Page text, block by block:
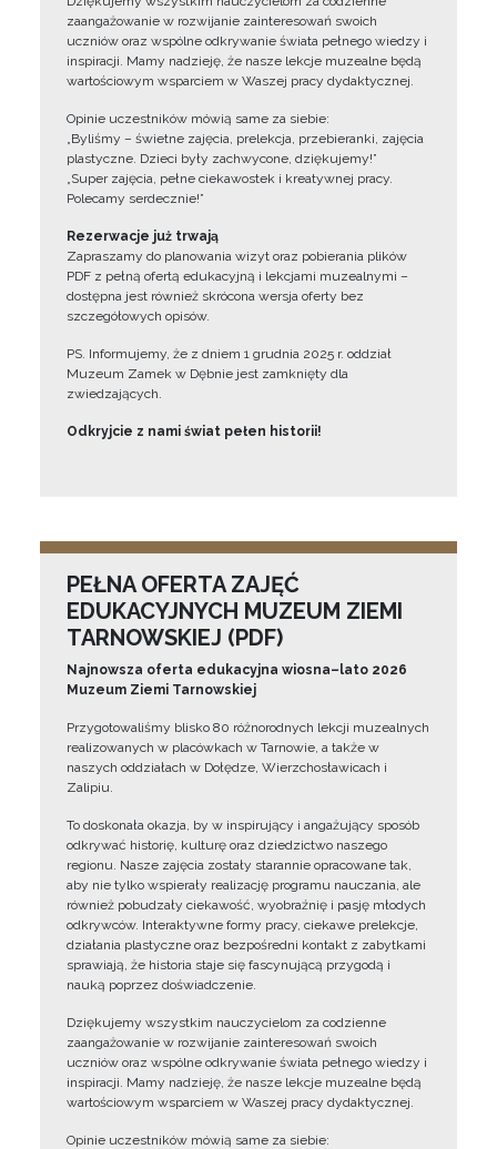
zaangażowanie w rozwijanie zainteresowań swoich
uczniów oraz wspólne odkrywanie świata pełnego wiedzy i
inspiracji. Mamy nadzieję, że nasze lekcje muzealne będą
wartościowym wsparciem w Waszej pracy dydaktycznej.
Opinie uczestników mówią same za siebie:
„Byliśmy – świetne zajęcia, prelekcja, przebieranki, zajęcia
plastyczne. Dzieci były zachwycone, dziękujemy!”
„Super zajęcia, pełne ciekawostek i kreatywnej pracy.
Polecamy serdecznie!”
Rezerwacje już trwają
Zapraszamy do planowania wizyt oraz pobierania plików
PDF z pełną ofertą edukacyjną i lekcjami muzealnymi –
dostępna jest również skrócona wersja oferty bez
szczegółowych opisów.
PS. Informujemy, że z dniem 1 grudnia 2025 r. oddział
Muzeum Zamek w Dębnie jest zamknięty dla
zwiedzających.
Odkryjcie z nami świat pełen historii!
PEŁNA OFERTA ZAJĘĆ
EDUKACYJNYCH MUZEUM ZIEMI
TARNOWSKIEJ (PDF)
Najnowsza oferta edukacyjna wiosna–lato 2026
Muzeum Ziemi Tarnowskiej
Przygotowaliśmy blisko 80 różnorodnych lekcji muzealnych
realizowanych w placówkach w Tarnowie, a także w
naszych oddziałach w Dołędze, Wierzchosławicach i
Zalipiu.
To doskonała okazja, by w inspirujący i angażujący sposób
odkrywać historię, kulturę oraz dziedzictwo naszego
regionu. Nasze zajęcia zostały starannie opracowane tak,
aby nie tylko wspierały realizację programu nauczania, ale
również pobudzały ciekawość, wyobraźnię i pasję młodych
odkrywców. Interaktywne formy pracy, ciekawe prelekcje,
działania plastyczne oraz bezpośredni kontakt z zabytkami
sprawiają, że historia staje się fascynującą przygodą i
nauką poprzez doświadczenie.
Dziękujemy wszystkim nauczycielom za codzienne
zaangażowanie w rozwijanie zainteresowań swoich
uczniów oraz wspólne odkrywanie świata pełnego wiedzy i
inspiracji. Mamy nadzieję, że nasze lekcje muzealne będą
wartościowym wsparciem w Waszej pracy dydaktycznej.
Opinie uczestników mówią same za siebie: